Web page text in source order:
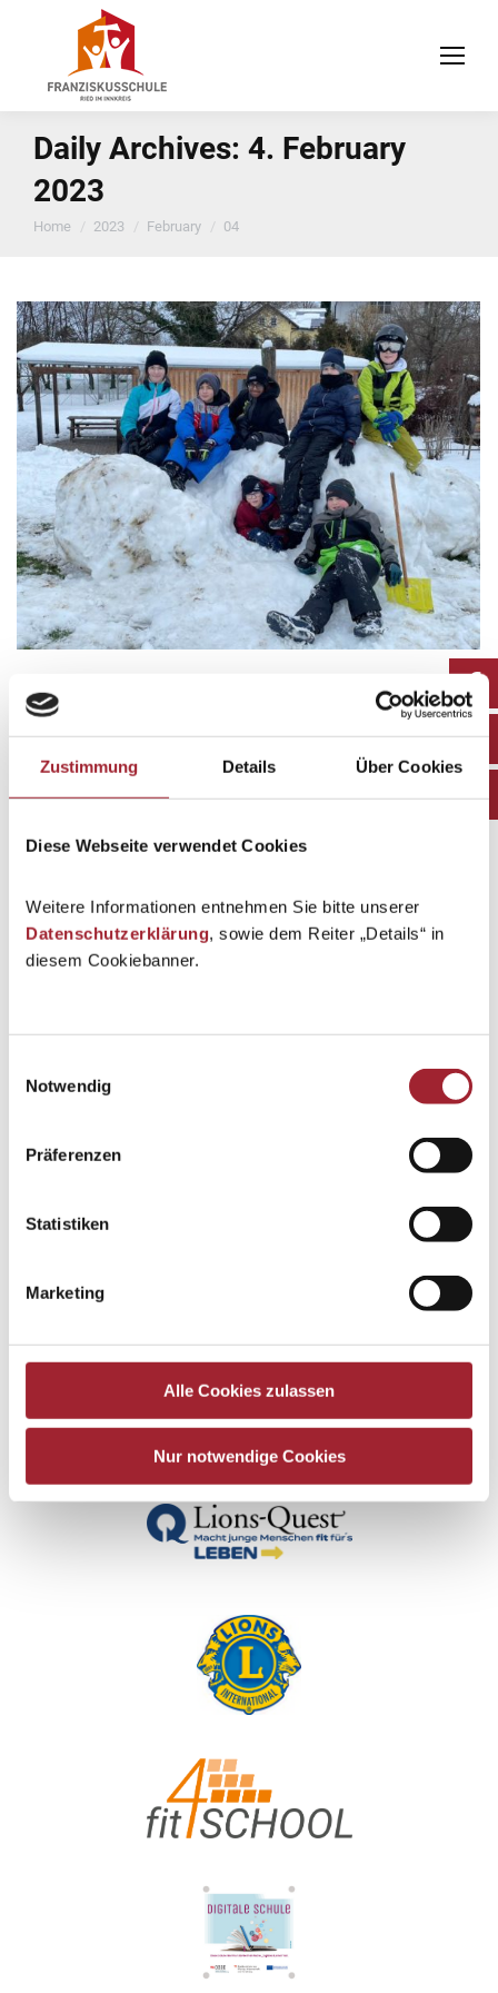
Zustimmung Details Über Cookies
Diese Webseite verwendet Cookies
Weitere Informationen entnehmen Sie bitte unserer
Datenschutzerklärung, sowie dem Reiter „Details“ in
diesem Cookiebanner.
Notwendig
Präferenzen
Statistiken
Marketing
Alle Cookies zulassen
Nur notwendige Cookies
Daily Archives: 4. February
2023
You are here:
Home 2023 February 04
Schneespiele im Außenbereich
Unsere 2b-Klasse…